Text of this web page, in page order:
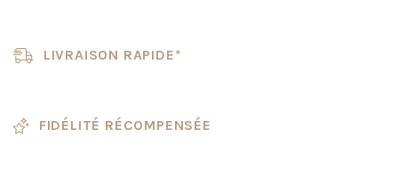
LIVRAISON RAPIDE*
FIDÉLITÉ RÉCOMPENSÉE